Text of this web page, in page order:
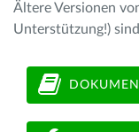
Ältere Versionen
Unterstützung!) sind